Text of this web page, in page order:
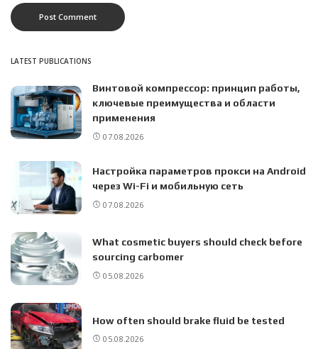
LATEST PUBLICATIONS
Винтовой компрессор: принцип работы,
ключевые преимущества и области
применения
07.08.2026
Настройка параметров прокси на Android
через Wi-Fi и мобильную сеть
07.08.2026
What cosmetic buyers should check before
sourcing carbomer
05.08.2026
How often should brake fluid be tested
05.08.2026